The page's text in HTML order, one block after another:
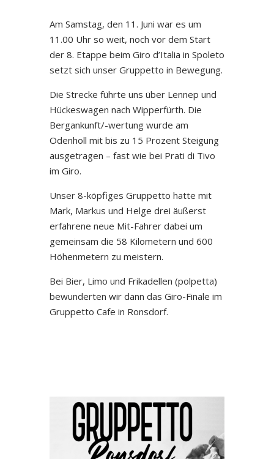
Am Samstag, den 11. Juni war es um
11.00 Uhr so weit, noch vor dem Start
der 8. Etappe beim Giro d’Italia in Spoleto
setzt sich unser Gruppetto in Bewegung.
Die Strecke führte uns über Lennep und
Hückeswagen nach Wipperfürth. Die
Bergankunft/-wertung wurde am
Odenholl mit bis zu 15 Prozent Steigung
ausgetragen – fast wie bei Prati di Tivo
im Giro.
Unser 8-köpfiges Gruppetto hatte mit
Mark, Markus und Helge drei äußerst
erfahrene neue Mit-Fahrer dabei um
gemeinsam die 58 Kilometern und 600
Höhenmetern zu meistern.
Bei Bier, Limo und Frikadellen (polpetta)
bewunderten wir dann das Giro-Finale im
Gruppetto Cafe in Ronsdorf.